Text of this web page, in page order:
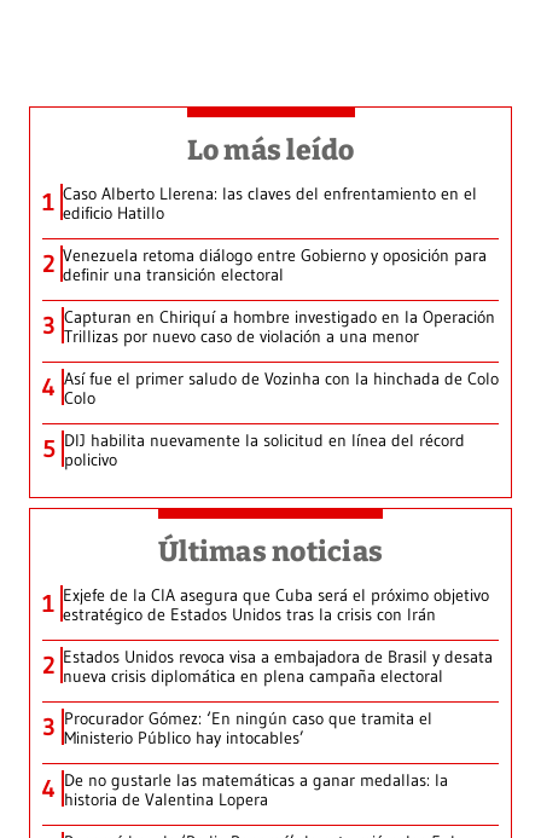
Lo más leído
1 Caso Alberto Llerena: las claves del enfrentamiento en el
edificio Hatillo
2 Venezuela retoma diálogo entre Gobierno y oposición para
definir una transición electoral
3 Capturan en Chiriquí a hombre investigado en la Operación
Trillizas por nuevo caso de violación a una menor
4 Así fue el primer saludo de Vozinha con la hinchada de Colo
Colo
5 DIJ habilita nuevamente la solicitud en línea del récord
policivo
Últimas noticias
1 Exjefe de la CIA asegura que Cuba será el próximo objetivo
estratégico de Estados Unidos tras la crisis con Irán
2 Estados Unidos revoca visa a embajadora de Brasil y desata
nueva crisis diplomática en plena campaña electoral
3 Procurador Gómez: ‘En ningún caso que tramita el
Ministerio Público hay intocables’
4 De no gustarle las matemáticas a ganar medallas: la
historia de Valentina Lopera